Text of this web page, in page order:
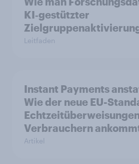
KI‑gestützter
Leitfaden
Instant Payments
Wie der neue EU-
Verbrauchern
Artikel